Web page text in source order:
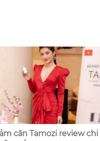
cân Tamozi review